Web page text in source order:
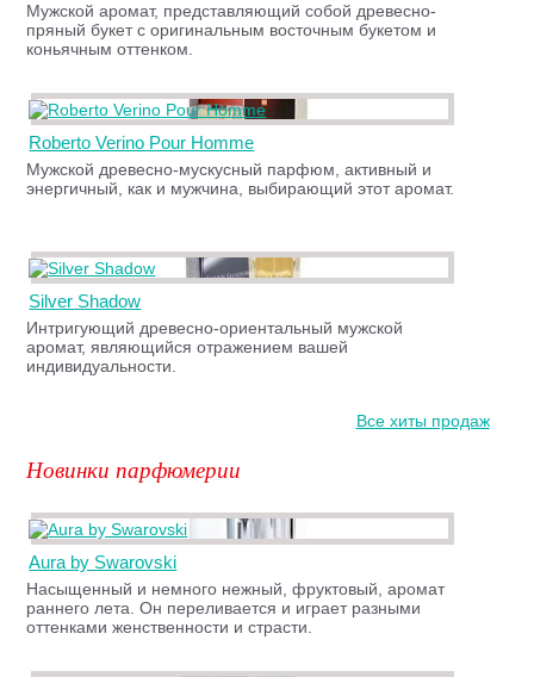
Мужской аромат, представляющий собой древесно-
пряный букет с оригинальным восточным букетом и
коньячным оттенком.
Roberto Verino Pour Homme
Мужской древесно-мускусный парфюм, активный и
энергичный, как и мужчина, выбирающий этот аромат.
Silver Shadow
Интригующий древесно-ориентальный мужской
аромат, являющийся отражением вашей
индивидуальности.
Все хиты продаж
Новинки парфюмерии
Aura by Swarovski
Насыщенный и немного нежный, фруктовый, аромат
раннего лета. Он переливается и играет разными
оттенками женственности и страсти.